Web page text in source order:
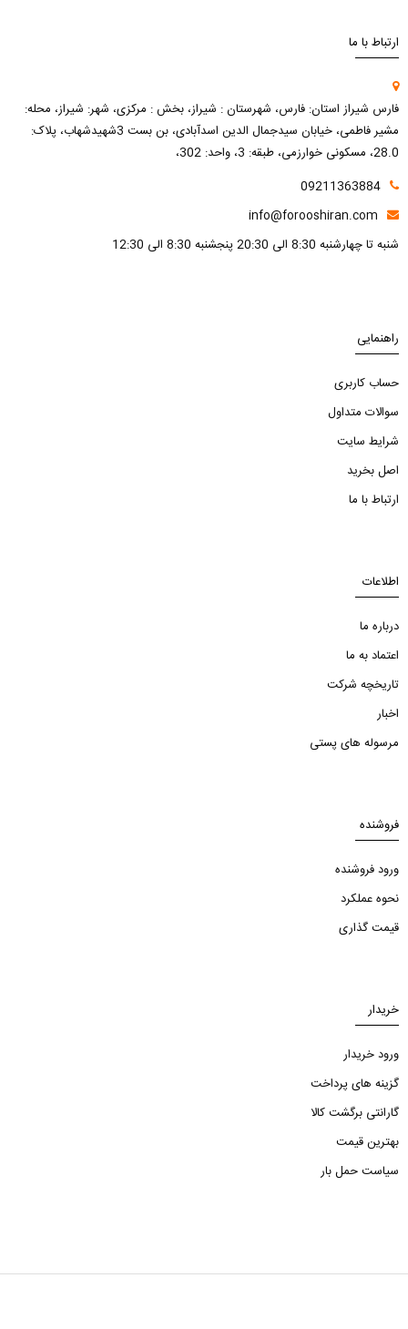
ارتباط با ما
فارس شیراز استان: فارس، شهرستان : شیراز، بخش : مرکزی، شهر: شیراز، محله:
مشیر فاطمی، خیابان سیدجمال الدین اسدآبادی، بن بست 3شهیدشهاب، پلاک:
28.0، مسکونی خوارزمی، طبقه: 3، واحد: 302،
09211363884
info@forooshiran.com
شنبه تا چهارشنبه 8:30 الی 20:30 پنجشنبه 8:30 الی 12:30
راهنمایی
حساب کاربری
سوالات متداول
شرایط سایت
اصل بخرید
ارتباط با ما
اطلاعات
درباره ما
اعتماد به ما
تاریخچه شرکت
اخبار
مرسوله های پستی
فروشنده
ورود فروشنده
نحوه عملکرد
قیمت گذاری
خریدار
ورود خریدار
گزینه های پرداخت
گارانتی برگشت کالا
بهترین قیمت
سیاست حمل بار